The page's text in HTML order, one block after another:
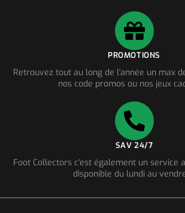
PROMOTIONS
Retrouvez tout au long de l'année un max
nos code promos ou nos jeux
SAV 24/7
Foot Collectors c'est également un service
disponible du lundi au